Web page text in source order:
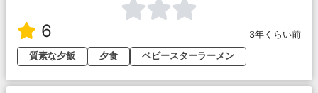
6
3年くらい前
質素な夕飯
夕食 ベビースターラーメン